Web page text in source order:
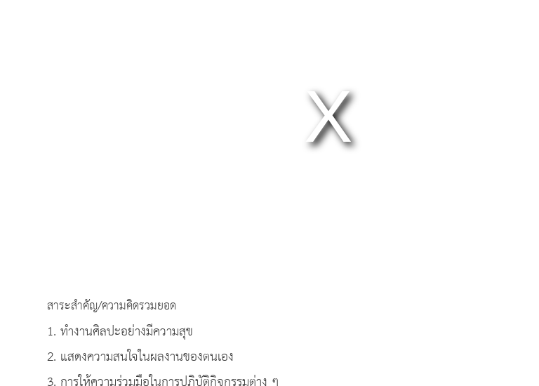
สาระสำคัญ/ความคิดรวมยอด
1. ทำงานศิลปะอย่างมีความสุข
2. แสดงความสนใจในผลงานของตนเอง